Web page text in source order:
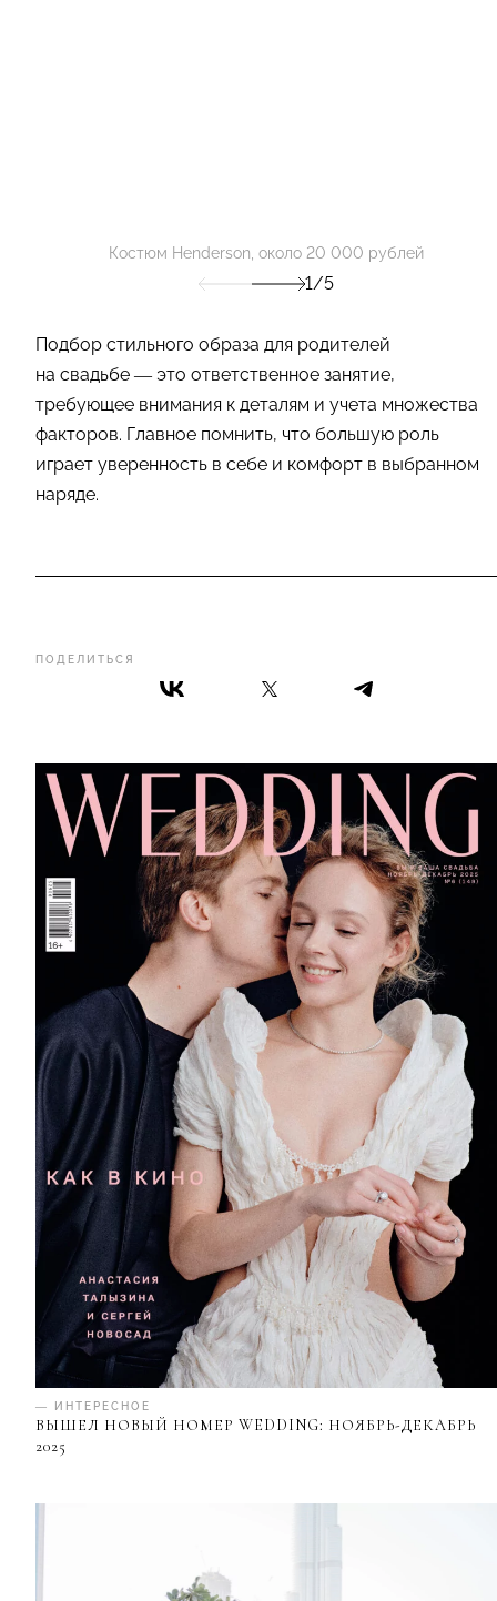
ПОДЕЛИТЬСЯ
— ИНТЕРЕСНОЕ
ВЫШЕЛ НОВЫЙ НОМЕР WEDDING: НОЯБРЬ-ДЕКАБРЬ
2025
Костюм Henderson, около 20 000 рублей
1/5
Подбор стильного образа для родителей
на свадьбе — это ответственное занятие,
требующее внимания к деталям и учета множества
факторов. Главное помнить, что большую роль
играет уверенность в себе и комфорт в выбранном
наряде.